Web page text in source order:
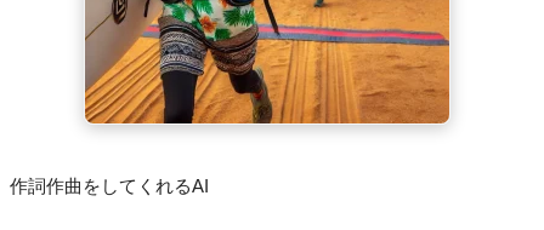
作詞作曲をしてくれるAI